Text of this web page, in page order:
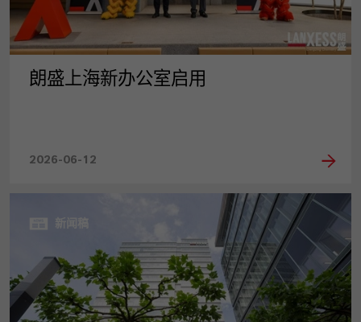
朗盛上海新办公室启用
2026-06-12
新闻稿